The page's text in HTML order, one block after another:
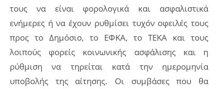
τους να είναι φορολογικά και ασφαλιστικά
ενήμερες ή να έχουν ρυθμίσει τυχόν οφειλές τους
προς το Δημόσιο, το ΕΦΚΑ, το ΤΕΚΑ και τους
λοιπούς φορείς κοινωνικής ασφάλισης και η
ρύθμιση να τηρείται κατά την ημερομηνία
υποβολής της αίτησης. Οι συμβάσες που θα